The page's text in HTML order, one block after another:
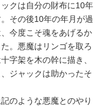
クは自分の財布に10年
その後10年の年月が過
今度こそ魂をあげるか
。悪魔はリンゴを取ろ
字架を木の幹に描き、
ジャックは助かったそ
のような悪魔とのやり